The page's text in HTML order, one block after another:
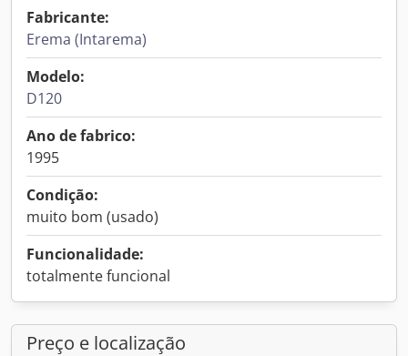
Fabricante:
Erema (Intarema)
Modelo:
D120
Ano de fabrico:
1995
Condição:
muito bom (usado)
Funcionalidade:
totalmente funcional
Preço e localização